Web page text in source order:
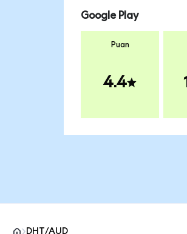
Google Play
Puan
4.4
DHT/AUD